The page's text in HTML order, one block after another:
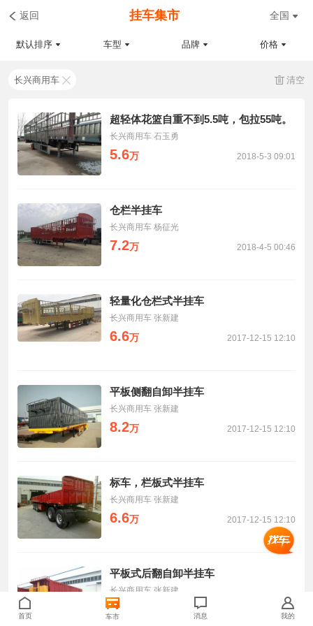
返回 挂车集市 全国
默认排序 车型 品牌 价格
长兴商用车 清空
超轻体花篮自重不到5.5吨，包拉55吨。
长兴商用车 石玉勇
5.6万 2018-5-3 09:01
仓栏半挂车
长兴商用车 杨征光
7.2万 2018-4-5 00:46
轻量化仓栏式半挂车
长兴商用车 张新建
6.6万 2017-12-15 12:10
平板侧翻自卸半挂车
长兴商用车 张新建
8.2万 2017-12-15 12:10
标车，栏板式半挂车
长兴商用车 张新建
6.6万 2017-12-15 12:10
平板式后翻自卸半挂车
长兴商用车 张新建
9.8 2017-12-15 12:10
首页 车市 消息 我的